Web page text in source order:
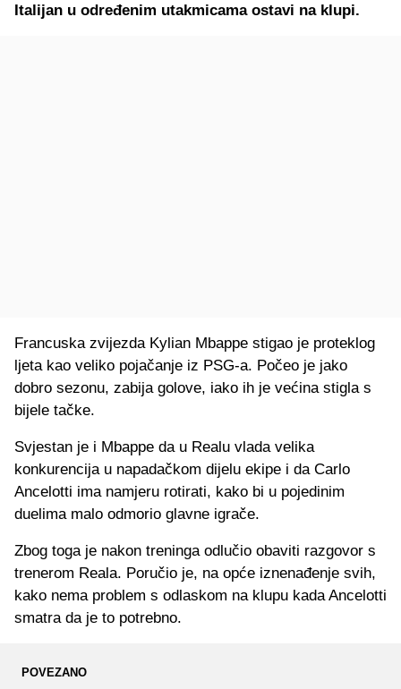
Italijan u određenim utakmicama ostavi na klupi.
Francuska zvijezda Kylian Mbappe stigao je proteklog
ljeta kao veliko pojačanje iz PSG-a. Počeo je jako
dobro sezonu, zabija golove, iako ih je većina stigla s
bijele tačke.
Svjestan je i Mbappe da u Realu vlada velika
konkurencija u napadačkom dijelu ekipe i da Carlo
Ancelotti ima namjeru rotirati, kako bi u pojedinim
duelima malo odmorio glavne igrače.
Zbog toga je nakon treninga odlučio obaviti razgovor s
trenerom Reala. Poručio je, na opće iznenađenje svih,
kako nema problem s odlaskom na klupu kada Ancelotti
smatra da je to potrebno.
POVEZANO